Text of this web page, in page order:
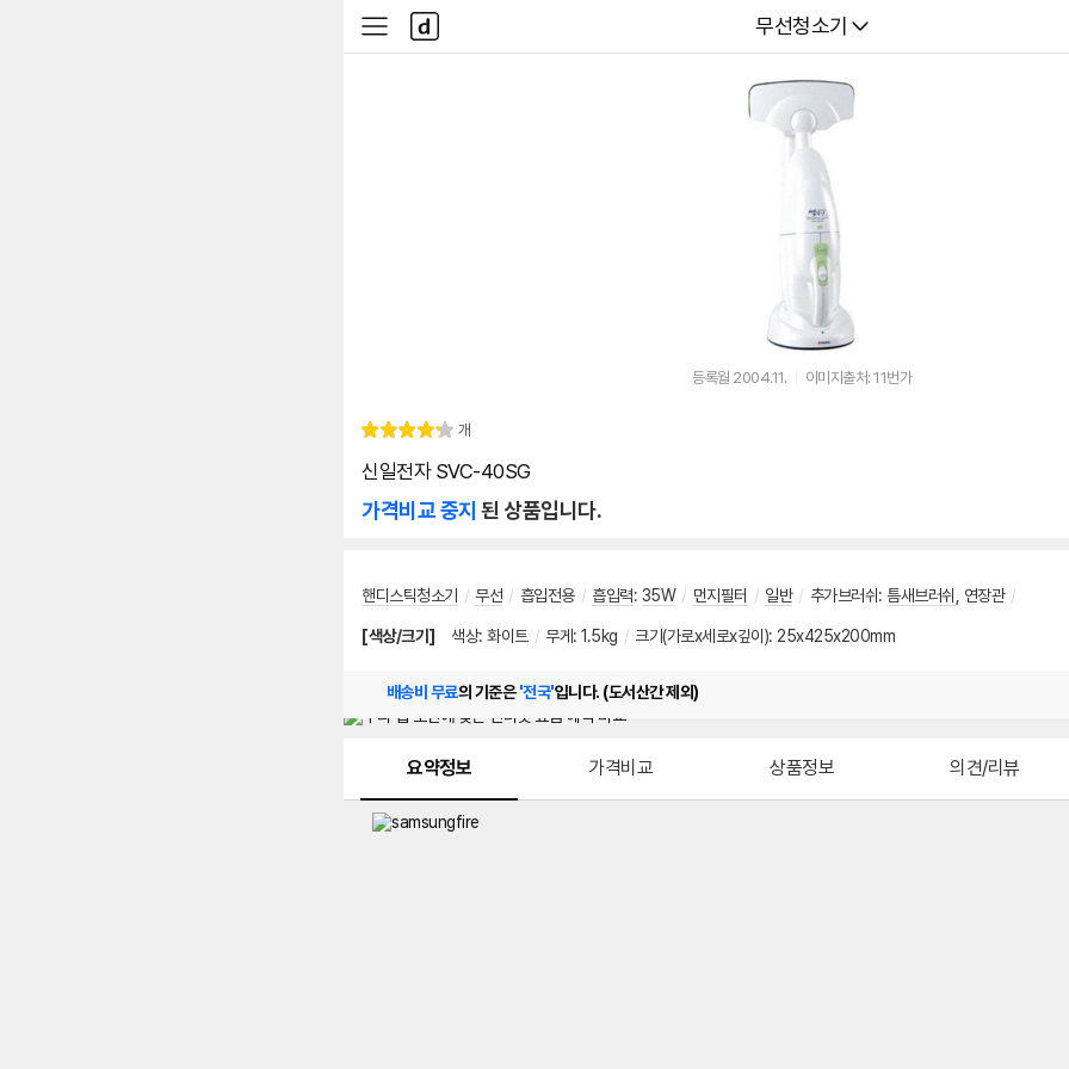
다나와
무선청소기
사
이
다
나
와
등록월 2004.11. 이미지출처: 11번가
별
4.
리
개
신일전자 SVC-40SG
가격비교 중지 된 상품입니다.
핸디스틱청소기 / 무선 / 흡입전용 / 흡입력: 35W / 먼지필터 / 일반 / 추가브러쉬: 틈새브러쉬 연장관 /
[색상/크기] 색상: 화이트 / 무게 : 1.5kg / 크기(가로x세로x깊이): 25x425x200mm
배송비 무료의 기준은'전국'입니다. (도서산간 제외)
요약정보 가격비교 상품정보 의견/리뷰